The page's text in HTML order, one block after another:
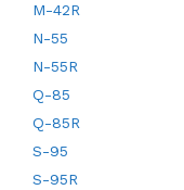
M-42R
N-55
N-55R
Q-85
Q-85R
S-95
S-95R